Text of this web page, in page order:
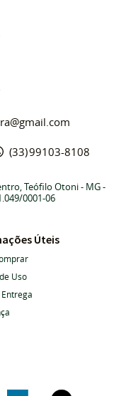
(33)99103-8108
Teófilo Otoni- MG-
0001-06
Úteis
Uso